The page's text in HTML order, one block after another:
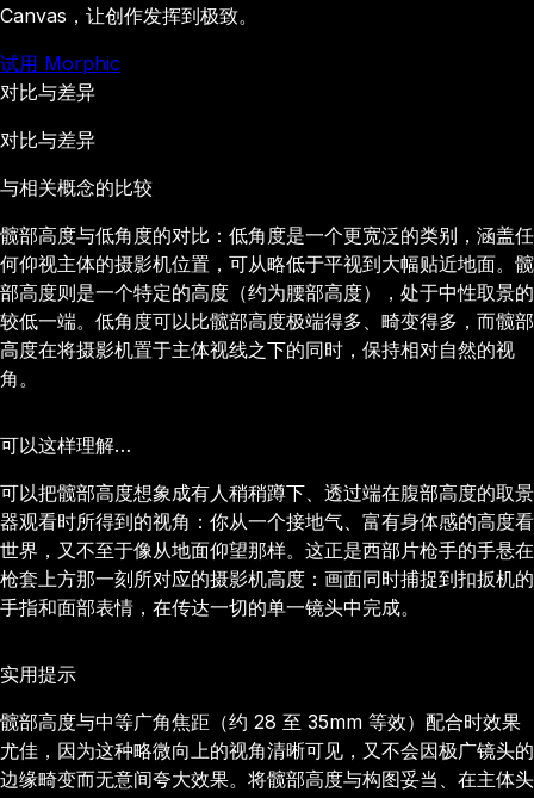
Canvas，让创作发挥到极致。
试用 Morphic
对比与差异
对比与差异
与相关概念的比较
髋部高度与低角度的对比：低角度是一个更宽泛的类别，涵盖任
何仰视主体的摄影机位置，可从略低于平视到大幅贴近地面。髋
部高度则是一个特定的高度（约为腰部高度），处于中性取景的
较低一端。低角度可以比髋部高度极端得多、畸变得多，而髋部
高度在将摄影机置于主体视线之下的同时，保持相对自然的视
角。
可以这样理解…
可以把髋部高度想象成有人稍稍蹲下、透过端在腹部高度的取景
器观看时所得到的视角：你从一个接地气、富有身体感的高度看
世界，又不至于像从地面仰望那样。这正是西部片枪手的手悬在
枪套上方那一刻所对应的摄影机高度：画面同时捕捉到扣扳机的
手指和面部表情，在传达一切的单一镜头中完成。
实用提示
髋部高度与中等广角焦距（约 28 至 35mm 等效）配合时效果
尤佳，因为这种略微向上的视角清晰可见，又不会因极广镜头的
边缘畸变而无意间夸大效果。将髋部高度与构图妥当、在主体头